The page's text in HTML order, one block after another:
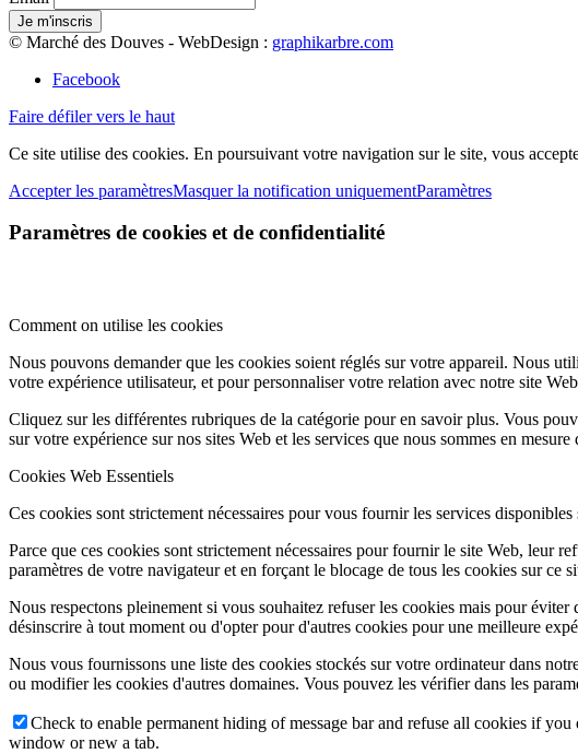
© Marché des Douves - WebDesign : graphikarbre.com
Facebook
Faire défiler vers le haut
Ce site utilise des cookies. En poursuivant votre navigation sur le site, vous
Accepter les paramètresMasquer la notification uniquementParamètres
Paramètres de cookies et de confidentialité
Comment on utilise les cookies
Nous pouvons demander que les cookies soient réglés sur votre appareil. Nous
votre expérience utilisateur, et pour personnaliser votre relation avec notre site
Cliquez sur les différentes rubriques de la catégorie pour en savoir plus. Vous
sur votre expérience sur nos sites Web et les services que nous sommes en mesure
Cookies Web Essentiels
Ces cookies sont strictement nécessaires pour vous fournir les services
Parce que ces cookies sont strictement nécessaires pour fournir le site Web, leur
paramètres de votre navigateur et en forçant le blocage de tous les cookies sur
Nous respectons pleinement si vous souhaitez refuser les cookies mais pour
désinscrire à tout moment ou d'opter pour d'autres cookies pour une meilleure
Nous vous fournissons une liste des cookies stockés sur votre ordinateur dans
ou modifier les cookies d'autres domaines. Vous pouvez les vérifier dans les
Check to enable permanent hiding of message bar and refuse all cookies if
window or new a tab.